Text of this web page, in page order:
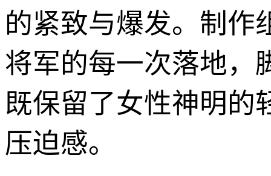
的紧致与爆发。制作
将军的每一次落地，
既保留了女性神明的
压迫感。